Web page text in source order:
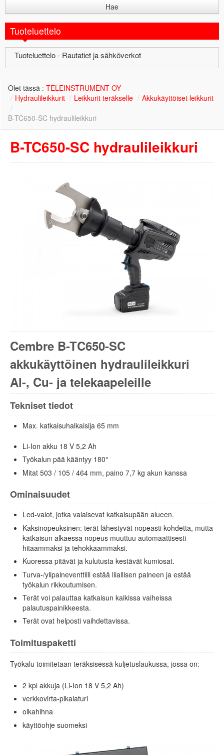
Tuoteluettelo
Tuoteluettelo - Rautatiet ja sähköverkot
Olet tässä : TELEINSTRUMENT OY
/ Hydraulileikkurit / Leikkurit teräkselle / Akkukäyttöiset leikkurit
/
B-TC650-SC hydraulileikkuri
B-TC650-SC hydraulileikkuri
Cembre B-TC650-SC
akkukäyttöinen hydraulileikkuri
Al-, Cu- ja telekaapeleille
Tekniset tiedot
Max. katkaisuhalkaisija 65 mm
Li-Ion akku 18 V 5,2 Ah
Työkalun pää kääntyy 180°
Mitat 503 / 105 / 464 mm, paino 7,7 kg akun kanssa
Ominaisuudet
Led-valot, jotka valaisevat katkaisupään alueen.
Kaksinopeuksinen: terät lähestyvät nopeasti kohdetta, mutta
katkaisun alkaessa nopeus muuttuu automaattisesti
hitaammaksi ja tehokkaammaksi.
Kuoressa pitävät ja kulutusta kestävät kumiosat.
Turva-/ylipaineventtiili estää liiallisen paineen ja estää
työkalun rikkoutumisen.
Terät voi palauttaa katkaisun kaikissa vaiheissa
palautuspainikkeesta.
Terät ovat helposti vaihdettavissa.
Toimituspaketti
Työkalu toimitetaan teräksisessä kuljetuslaukussa, jossa on:
2 kpl akkuja (Li-Ion 18 V 5,2 Ah)
verkkovirta-pikalaturi
olkahihna
käyttöohje suomeksi